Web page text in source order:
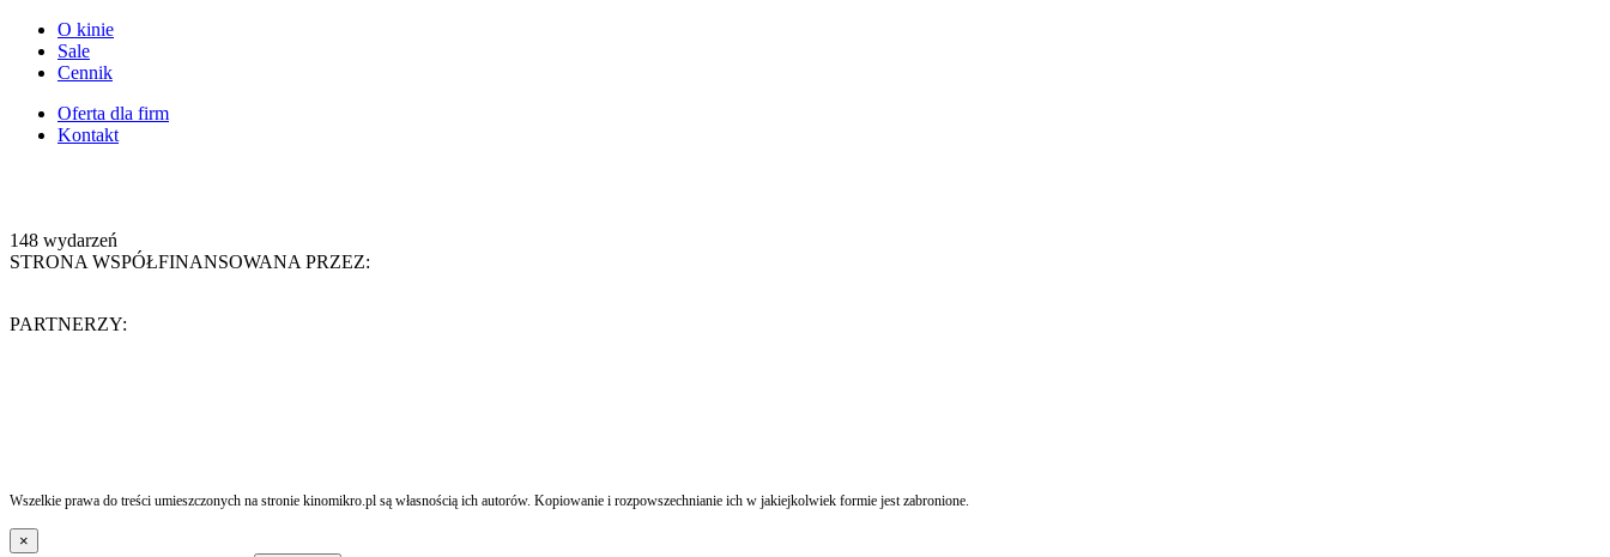
O kinie
Sale
Cennik
Oferta dla firm
Kontakt
148 wydarzeń
STRONA WSPÓŁFINANSOWANA PRZEZ:
PARTNERZY:
Wszelkie prawa do treści umieszczonych na stronie kinomikro.pl są własnością ich autorów. Kopiowanie i rozpowszechnianie ich w jakiejkolwiek formie jest zabronione.
×